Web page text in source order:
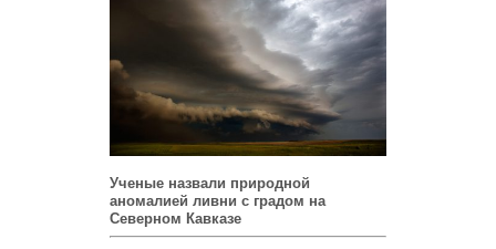
Ученые назвали природной
аномалией ливни с градом на
Северном Кавказе